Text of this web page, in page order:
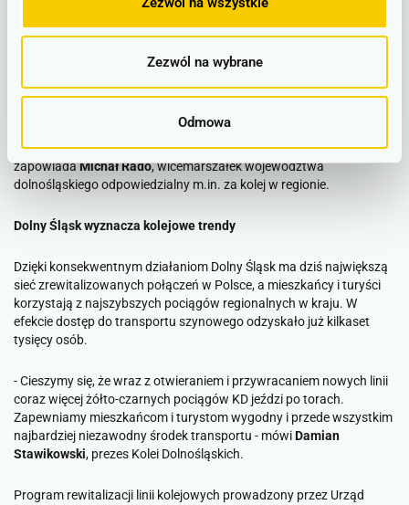
Zezwól na wybrane
Odmowa
dla rozwoju gospodarczego południowej części województwa.
połączenia i według zapowiedzi stanie się to w 2027 roku.
Dzięki temu mieszkańcy zyskają nowe możliwości dojazdu do pracy
czy szkoły, a Dolny Śląsk włączy kolejne miasto do sieci kolejowej–
zapowiadaMichał Rado, wicemarszałek województwa
dolnośląskiego odpowiedzialny m.in. za kolej w regionie.
Dolny Śląsk wyznacza kolejowe trendy
Dzięki konsekwentnym działaniom Dolny Śląsk ma dziś największą
sieć zrewitalizowanych połączeń w Polsce, a mieszkańcy i turyści
korzystają z najszybszych pociągów regionalnych w kraju. W
efekcie dostęp do transportu szynowego odzyskało już kilkaset
tysięcy osób.
-Cieszymy się, że wraz z otwieraniem i przywracaniem nowych linii
coraz więcej żółto-czarnych pociągów KD jeździ po torach.
Zapewniamy mieszkańcom i turystom wygodny i przede wszystkim
najbardziej niezawodny środek transportu - mówiDamian
Stawikowski, prezes Kolei Dolnośląskich.
Program rewitalizacji linii kolejowych prowadzony przez Urząd